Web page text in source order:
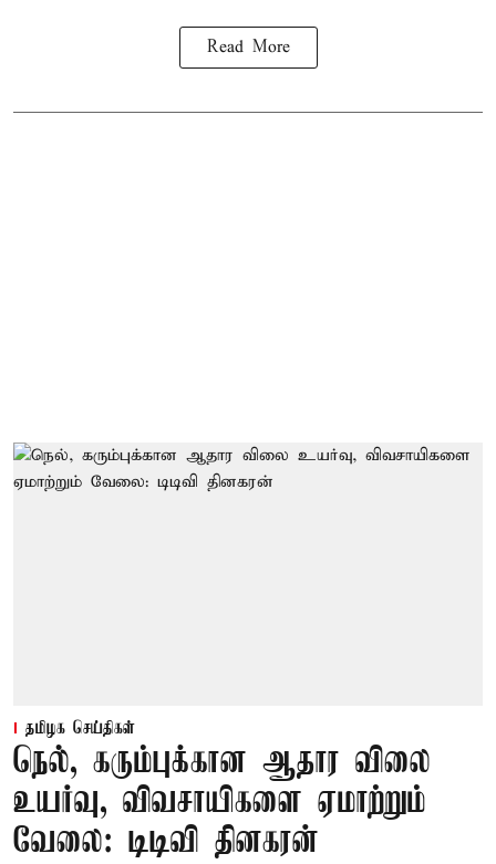
Read More
தமிழக செய்திகள்
நெல், கரும்புக்கான ஆதார விலை
உயர்வு, விவசாயிகளை ஏமாற்றும்
வேலை: டிடிவி தினகரன்